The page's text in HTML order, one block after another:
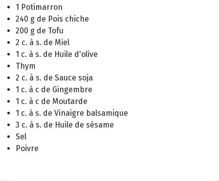
1 Potimarron
240 g de Pois chiche
200 g de Tofu
2 c. à s. de Miel
1 c. à s. de Huile d'olive
Thym
2 c. à s. de Sauce soja
1 c. à c de Gingembre
1 c. à c de Moutarde
1 c. à s. de Vinaigre balsamique
3 c. à s. de Huile de sésame
Sel
Poivre